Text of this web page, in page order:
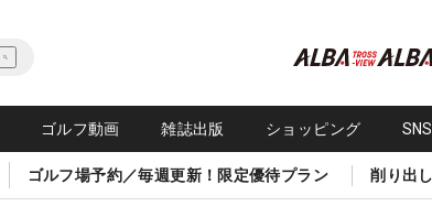
ゴルフ動画 雑誌出版 ショッピング
ゴルフ場予約／毎週更新！限定優待プラン 削り出